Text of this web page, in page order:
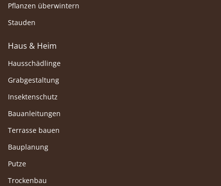
Pflanzen überwintern
Stauden
Haus & Heim
Hausschädlinge
Grabgestaltung
Insektenschutz
Bauanleitungen
Terrasse bauen
Bauplanung
Putze
Trockenbau